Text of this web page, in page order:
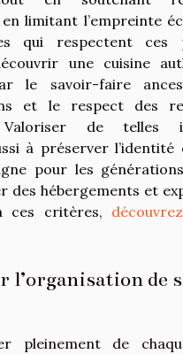
limitant l’empreinte
qui respectent ces
une cuisine
le savoir-faire
et le respect des
Valoriser de telles
à préserver l’identité
pour les
des hébergements et
ces critères,
l’organisation de
pleinement de